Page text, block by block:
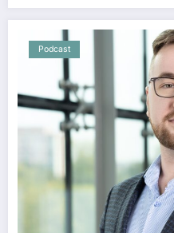
Podcast